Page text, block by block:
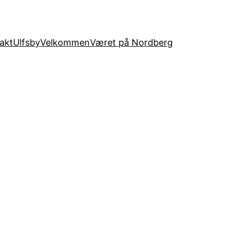
UlfsbyVelkommenVæret på Nordberg